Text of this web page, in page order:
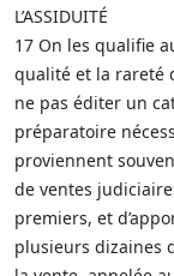
L’ASSIDUITÉ
17 On les qualifie
qualité et la rareté
ne pas éditer un
préparatoire
proviennent
de ventes
premiers, et
plusieurs dizaines